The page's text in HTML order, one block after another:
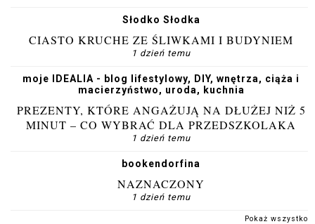
Słodko Słodka
CIASTO KRUCHE ZE ŚLIWKAMI I BUDYNIEM
1 dzień temu
moje IDEALIA - blog lifestylowy, DIY, wnętrza, ciąża i
macierzyństwo, uroda, kuchnia
PREZENTY, KTÓRE ANGAŻUJĄ NA DŁUŻEJ NIŻ 5
MINUT – CO WYBRAĆ DLA PRZEDSZKOLAKA
1 dzień temu
bookendorfina
NAZNACZONY
1 dzień temu
Pokaż wszystko